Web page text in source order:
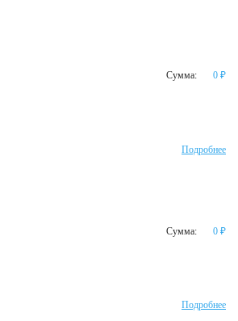
Сумма: 0 ₽
Подробнее
Сумма: 0 ₽
Подробнее